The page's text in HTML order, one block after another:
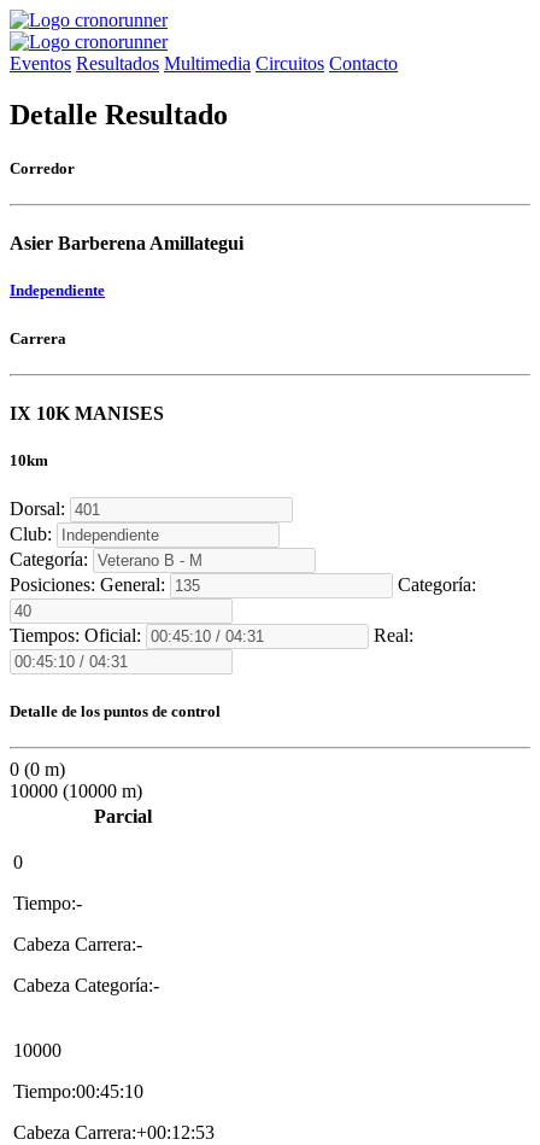
Eventos Resultados Multimedia Circuitos Contacto
Detalle Resultado
Corredor
Asier Barberena Amillategui
Independiente
Carrera
IX 10K MANISES
10km
Dorsal:
Club:
Categoría:
Posiciones: General: Categoría:
Tiempos: Oficial: Real:
Detalle de los puntos de control
0 (0 m)
10000 (10000 m)
Parcial
0
Tiempo:-
Cabeza Carrera:-
Cabeza Categoría:-
10000
Tiempo:00:45:10
Cabeza Carrera:+00:12:53